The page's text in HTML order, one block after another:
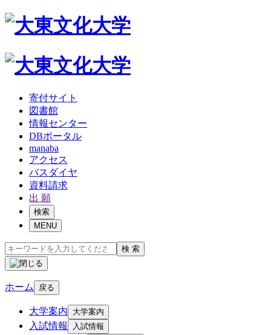
寄付サイト
図書館
情報センター
DBポータル
manaba
アクセス
バスダイヤ
資料請求
出 願
検索
MENU
検 索
ホーム 戻る
大学案内 大学案内
入試情報 入試情報